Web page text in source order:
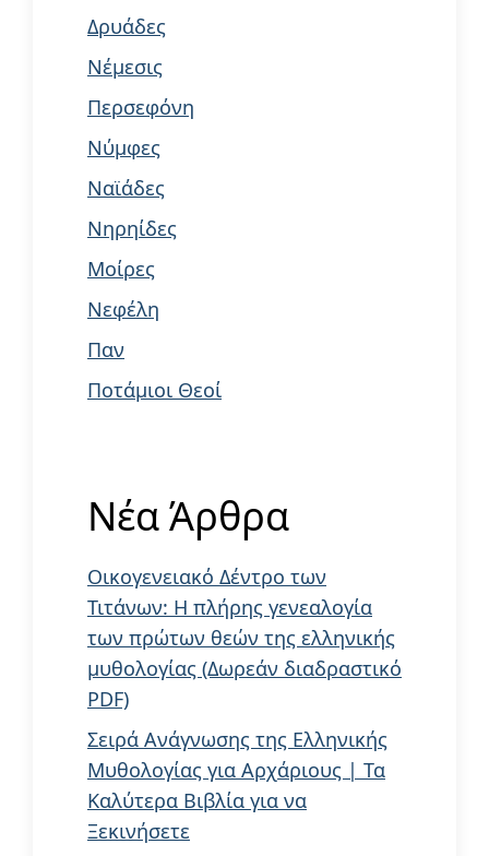
Δρυάδες
Νέμεσις
Περσεφόνη
Νύμφες
Ναϊάδες
Νηρηίδες
Μοίρες
Νεφέλη
Παν
Ποτάμιοι Θεοί
Νέα Άρθρα
Οικογενειακό Δέντρο των
Τιτάνων: Η πλήρης γενεαλογία
των πρώτων θεών της ελληνικής
μυθολογίας (Δωρεάν διαδραστικό
PDF)
Σειρά Ανάγνωσης της Ελληνικής
Μυθολογίας για Αρχάριους | Τα
Καλύτερα Βιβλία για να
Ξεκινήσετε